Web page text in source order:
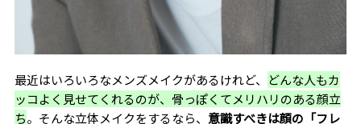
最近はいろいろなメンズメイクがあるけれど、 どんな人もカ
ッコよく見せてくれるのが、骨っぽくてメリハリのある顔立
ち。そんな立体メイクをするなら、 意識すべきは顔の「フレ